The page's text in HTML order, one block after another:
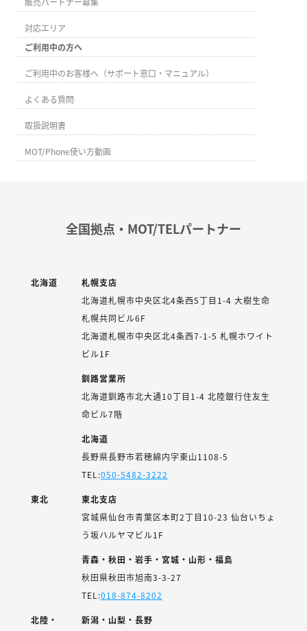
対応エリア
ご利用中の方へ
ご利用中のお客様へ（サポート窓口・マニュアル）
よくある質問
取扱説明書
MOT/Phone使い方動画
全国拠点・MOT/TELパートナー
北海道
札幌支店
北海道札幌市中央区北4条西5丁目1-4 大樹生命
札幌共同ビル6F
北海道札幌市中央区北4条西7-1-5 札幌ホワイト
ビル1F
釧路営業所
北海道釧路市北大通10丁目1-4 北陸銀行住友生
命ビル7階
北海道
長野県長野市若穂綿内字東山1108-5
TEL:050-5482-3222
東北
東北支店
宮城県仙台市青葉区本町2丁目10-23 仙台いちょ
う坂ハルヤマビル1F
青森・秋田・岩手・宮城・山形・福島
秋田県秋田市旭南3-3-27
TEL:018-874-8202
北陸・
新潟・山梨・長野